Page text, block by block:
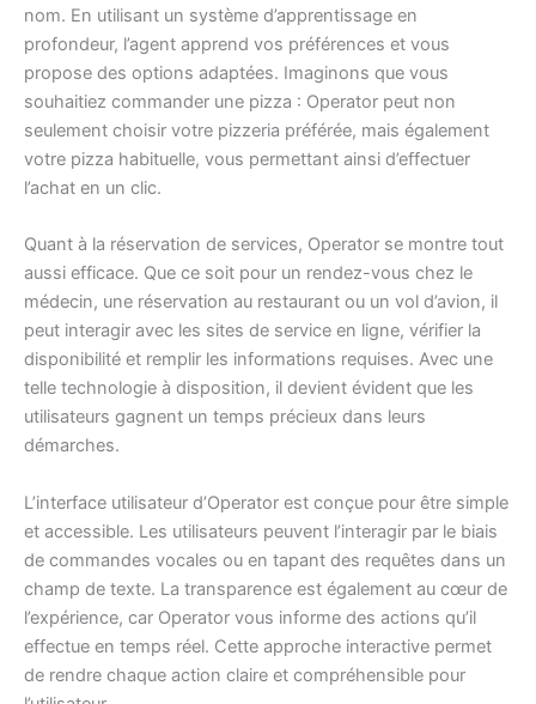
nom. En utilisant un système d’apprentissage en
profondeur, l’agent apprend vos préférences et vous
propose des options adaptées. Imaginons que vous
souhaitiez commander une pizza : Operator peut non
seulement choisir votre pizzeria préférée, mais également
votre pizza habituelle, vous permettant ainsi d’effectuer
l’achat en un clic.
Quant à la réservation de services, Operator se montre tout
aussi efficace. Que ce soit pour un rendez-vous chez le
médecin, une réservation au restaurant ou un vol d’avion, il
peut interagir avec les sites de service en ligne, vérifier la
disponibilité et remplir les informations requises. Avec une
telle technologie à disposition, il devient évident que les
utilisateurs gagnent un temps précieux dans leurs
démarches.
L’interface utilisateur d’Operator est conçue pour être simple
et accessible. Les utilisateurs peuvent l’interagir par le biais
de commandes vocales ou en tapant des requêtes dans un
champ de texte. La transparence est également au cœur de
l’expérience, car Operator vous informe des actions qu’il
effectue en temps réel. Cette approche interactive permet
de rendre chaque action claire et compréhensible pour